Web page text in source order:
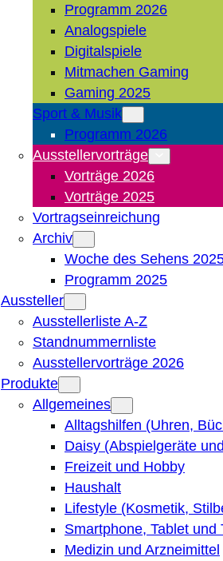
Programm 2026
Analogspiele
Digitalspiele
Mitmachen Gaming
Gaming 2025
Sport & Musik
Programm 2026
Ausstellervorträge
Vorträge 2026
Vorträge 2025
Vortragseinreichung
Archiv
Woche des Sehens
Programm 2025
Aussteller
Ausstellerliste A-Z
Standnummernliste
Ausstellervorträge 2026
Produkte
Allgemeines
Alltagshilfen (Uhren,
Daisy (Abspielgeräte
Freizeit und Hobby
Haushalt
Lifestyle (Kosmetik,
Smartphone, Tablet und
Medizin und Arzneimittel